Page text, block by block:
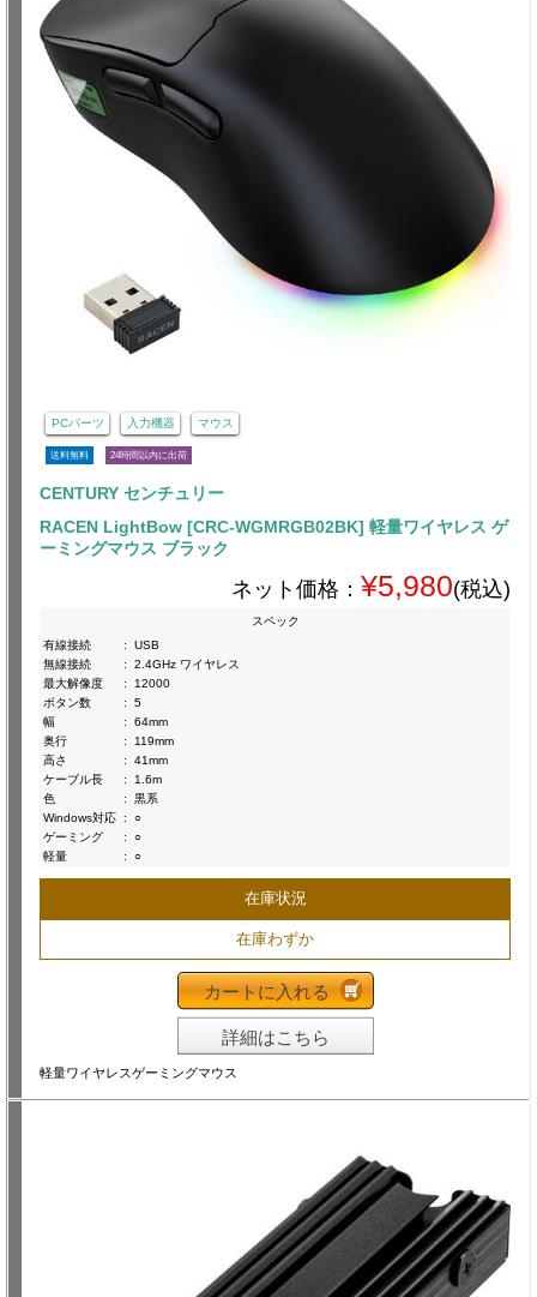
PCパーツ 入力機器 マウス
送料無料 24時間以内に出荷
CENTURY センチュリー
RACEN LightBow [CRC-WGMRGB02BK] 軽量ワイヤレス ゲ
ーミングマウス ブラック
ネット価格： ¥5,980(税込)
スペック
有線接続
:
USB
無線接続
:
2.4GHz ワイヤレス
最大解像度
:
12000
ボタン数
:
5
幅
:
64mm
奥行
:
119mm
高さ
:
41mm
ケーブル長
:
1.6m
色
:
黒系
Windows対応 :
○
ゲーミング
:
○
軽量
: ○
在庫状況
在庫わずか
カートに入れる
詳細はこちら
軽量ワイヤレスゲーミングマウス